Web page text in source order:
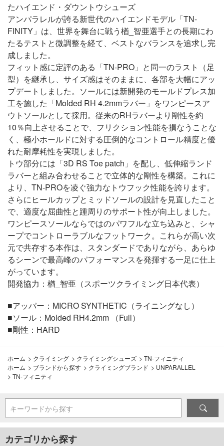
たハイエンド・ダウントウシューズ
アンパラレルが誇る新世代のハイエンドモデル「TN-
FINITY」は、世界を舞台に戦う楢_智亜選手との長期にわ
たるテストと微調整を経て、ベストなバランスを追求し完
成しました。
フィット感に定評のある「TN-PRO」と同一のラスト（足
型）を継承し、サイズ感はそのままに、各部を大幅にアッ
プデートしました。ソールには新開発のモールドプレス加
工を施した「Molded RH 4.2mmラバー」をワンピースア
ウトソールとして採用。従来のRHラバーより剛性を約
10％向上させることで、フリクション性能を損なうことな
く、極小ホールドに対する圧倒的なコントロール精度と優
れた耐摩耗性を実現しました。
トウ部分には「3D RS Toe patch」を配し、低伸縮ランド
ラバーと組み合わせることで立体的な剛性を構築。これに
より、TN-PROを凌ぐ強力なトウフック性能を誇ります。
さらにヒールカップとミッドソールの設計を見直したこと
で、適度な屈曲性と踵周りのサポート性が向上しました。
ワンピースソールならではのパワフルな立ち込みと、シャ
ープでコントローラブルなフットワーク。これらが高い次
元で共存する本作は、スタンダードでありながら、あらゆ
るシーンで最高峰のパフォーマンスを発揮する一足に仕上
がっています。
開発協力：楢_智亜（スポーツクライミング日本代表）
■アッパー：MICRO SYNTHETIC（ライニングなし）
■ソール：Molded RH4.2mm （Full）
■剛性：HARD
ホーム > クライミング > クライミングシューズ > TN-フィニティ
ホーム > ブランドから探す > クライミングブランド > UNPARALLEL
> TN-フィニティ
キーワードから探す
カテゴリから探す